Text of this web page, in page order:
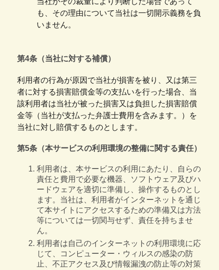
も、その理由について当社は一切開示義務を負
いません。
第4条（当社に対する補償）
利用者の行為が原因で当社が損害を被り、又は第三
者に対する損害賠償金等の支払いを行った場合、当
該利用者は当社が被った損害又は負担した損害賠償
金等（当社が支払った弁護士費用を含みます。）を
当社に対し賠償するものとします。
第5条（本サービスの利用環境の整備に関する責任）
利用者は、本サービスの利用にあたり、自らの
責任と費用で必要な機器、ソフトウェア及びハ
ードウェアを適切に準備し、操作するものとし
ます。当社は、利用者がインターネットを通じ
て本サイトにアクセスするための準備又は方法
等については一切関与せず、責任を持ちませ
ん。
利用者は自己のインターネットの利用環境に応
じて、コンピューター・ウィルスの感染の防
止、不正アクセス及び情報漏洩の防止等の対策